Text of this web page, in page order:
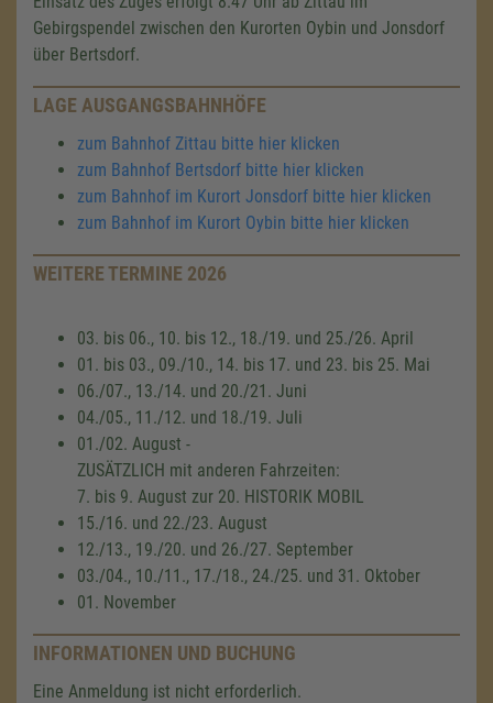
Gebirgspendel zwischen den Kurorten Oybin und Jonsdorf
über Bertsdorf.
LAGE AUSGANGSBAHNHÖFE
zum Bahnhof Zittau bitte hier klicken
zum Bahnhof Bertsdorf bitte hier klicken
zum Bahnhof im Kurort Jonsdorf bitte hier klicken
zum Bahnhof im Kurort Oybin bitte hier klicken
WEITERE TERMINE 2026
03. bis 06., 10. bis 12., 18./19. und 25./26. April
01. bis 03., 09./10., 14. bis 17. und 23. bis 25. Mai
06./07., 13./14. und 20./21. Juni
04./05., 11./12. und 18./19. Juli
01./02. August -
ZUSÄTZLICH mit anderen Fahrzeiten:
7. bis 9. August zur 20. HISTORIK MOBIL
15./16. und 22./23. August
12./13., 19./20. und 26./27. September
03./04., 10./11., 17./18., 24./25. und 31. Oktober
01. November
INFORMATIONEN UND BUCHUNG
Eine Anmeldung ist nicht erforderlich.